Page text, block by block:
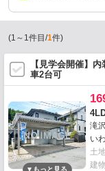
(1 ～ 1件目/1件)
【見学会開催】
車2台可
滝
い
土
建物